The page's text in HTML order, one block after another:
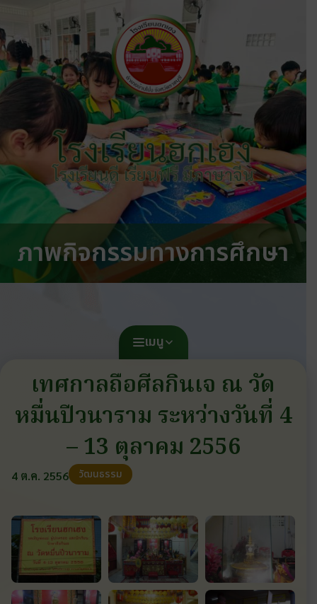
โรงเรียนฮกเฮง
โรงเรียนดี เรียนฟรี มีภาษาจีน
ภาพกิจกรรมทางการศึกษา
เมนู
เทศกาลถือศีลกินเจ ณ วัด
หมื่นปีวนาราม ระหว่างวันที่ 4
– 13 ตุลาคม 2556
4 ต.ค. 2556 วัฒนธรรม